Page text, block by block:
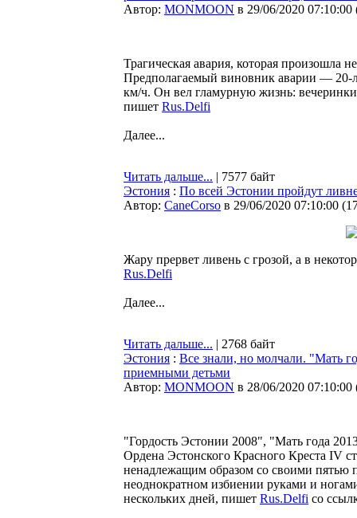
Автор: MONMOON в 29/06/2020 07:10:00
Трагическая авария, которая произошла
Предполагаемый виновник аварии — 20-
км/ч. Он вел гламурную жизнь:
пишет Rus.Delfi
Далее...
Читать дальше... | 7577 байт
Эстония : По всей Эстонии пройдут
Автор: CaneCorso в 29/06/2020 07:10:00 (
Жару прервет ливень с грозой, а в
Rus.Delfi
Далее...
Читать дальше... | 2768 байт
Эстония : Все знали, но молчали. "Мать
приемными детьми
Автор: MONMOON в 28/06/2020 07:10:00
"Гордость Эстонии 2008", "Мать года
Ордена Эстонского Красного Креста IV
ненадлежащим образом со своими пятью
неоднократном избиении руками и
нескольких дней, пишет Rus.Delfi со